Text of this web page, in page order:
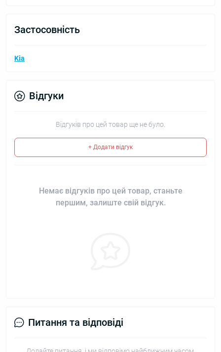
Застосовність
Kia
Відгуки
Відгуків про цей товар ще не було.
+ Додати відгук
Немає відгуків про цей товар, станьте
першим, залиште свій відгук.
Питання та відповіді